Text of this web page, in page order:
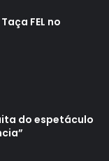
FEL no
do espetáculo